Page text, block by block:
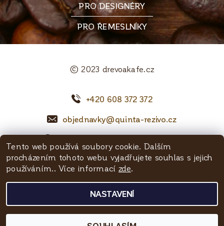
PRO DESIGNÉRY
PRO ŘEMESLNÍKY
© 2023 drevoakafe.cz
+420 608 372 372
objednavky@quinta-rezivo.cz
Facebook
2026 © Dřevoakafe - Quinta řezivo, všechna práva vyhrazena
Vytvořil Shoptet
Tento web používá soubory cookie. Dalším
procházením tohoto webu vyjadřujete souhlas s jejich
používáním.. Více informací zde.
NASTAVENÍ